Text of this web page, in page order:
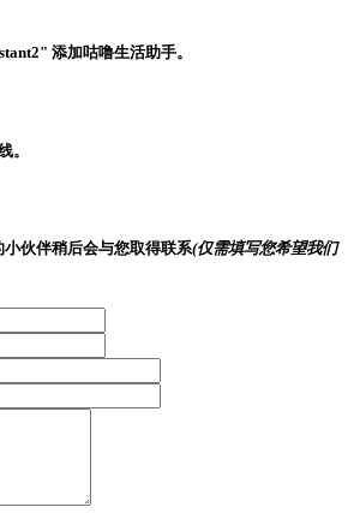
" 添加咕噜生活助手。
。
小伙伴稍后会与您取得联系(仅需填写您希望我们